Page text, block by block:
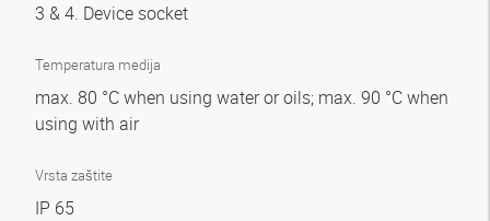
3 & 4. Device socket
Temperatura medija
max. 80 °C when using water or oils; max. 90 °C when
using with air
Vrsta zaštite
IP 65